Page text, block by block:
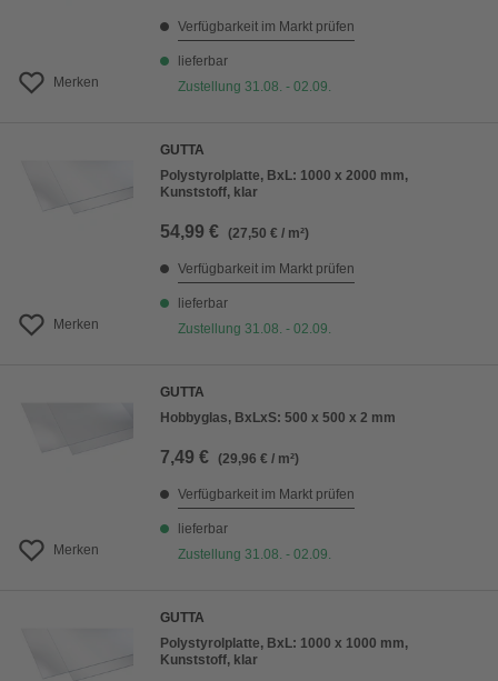
Merken
Verfügbarkeit im Markt prüfen
lieferbar
Zustellung 31.08. - 02.09.
Merken
GUTTA
Polystyrolplatte, BxL: 1000 x 2000 mm,
Kunststoff, klar
54,99 € (27,50 € / m²)
Verfügbarkeit im Markt prüfen
lieferbar
Zustellung 31.08. - 02.09.
Merken
GUTTA
Hobbyglas, BxLxS: 500 x 500 x 2 mm
7,49 € (29,96 € / m²)
Verfügbarkeit im Markt prüfen
lieferbar
Zustellung 31.08. - 02.09.
GUTTA
Polystyrolplatte, BxL: 1000 x 1000 mm,
Kunststoff, klar